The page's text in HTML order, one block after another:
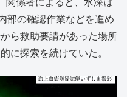
関係者によると、水深は
部の確認作業などを進め
ら救助要請があった場所
に探索を続けていた。